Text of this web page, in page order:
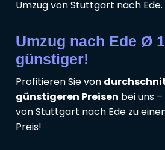
Umzug von Stuttgart nach Ede.
Umzug nach Ede Ø
günstiger!
Profitieren Sie von
günstigeren Preisen bei uns
von Stuttgart nach Ede zu
Preis!